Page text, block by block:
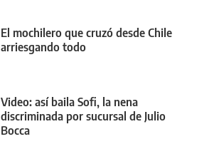
El mochilero que cruzó desde Chile
arriesgando todo
Video: así baila Sofi, la nena
discriminada por sucursal de Julio
Bocca